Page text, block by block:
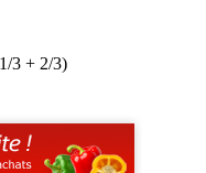
3 + 2/3)